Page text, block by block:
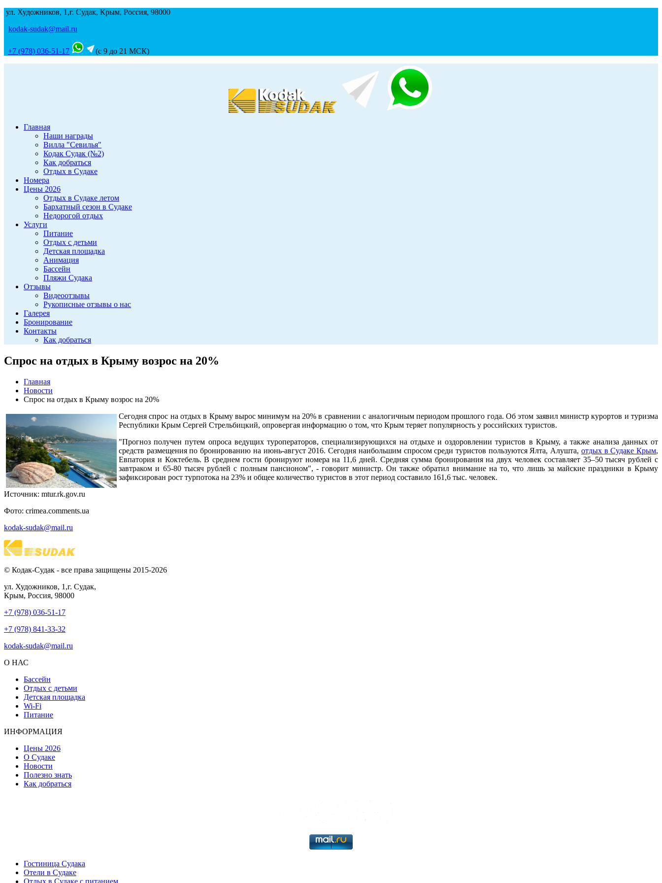
ул. Художников, 1,г. Судак, Крым, Россия, 98000
kodak-sudak@mail.ru
+7 (978) 036-51-17 (с 9 до 21 МСК)
Главная
Наши награды
Вилла "Севилья"
Кодак Судак (№2)
Как добраться
Отдых в Судаке
Номера
Цены 2026
Отдых в Судаке летом
Бархатный сезон в Судаке
Недорогой отдых
Услуги
Питание
Отдых с детьми
Детская площадка
Анимация
Бассейн
Пляжи Судака
Отзывы
Видеоотзывы
Рукописные отзывы о нас
Галерея
Бронирование
Контакты
Как добраться
Спрос на отдых в Крыму возрос на 20%
Главная
Новости
Спрос на отдых в Крыму возрос на 20%
Сегодня спрос на отдых в Крыму вырос минимум на 20% в сравнении с аналогичным периодом прошлого года. Об этом заявил министр курортов и туризма
Республики Крым Сергей Стрельбицкий, опровергая информацию о том, что Крым теряет популярность у российских туристов.
"Прогноз получен путем опроса ведущих туроператоров, специализирующихся на отдыхе и оздоровлении туристов в Крыму, а также анализа данных от
средств размещения по бронированию на июнь-август 2016. Сегодня наибольшим спросом среди туристов пользуются Ялта, Алушта, отдых в Судаке Крым,
Евпатория и Коктебель. В среднем гости бронируют номера на 11,6 дней. Средняя сумма бронирования на двух человек составляет 35–50 тысяч рублей с
завтраком и 65-80 тысяч рублей с полным пансионом", - говорит министр. Он также обратил внимание на то, что лишь за майские праздники в Крыму
зафиксирован рост турпотока на 23% и общее количество туристов в этот период составило 161,6 тыс. человек.
Источник: mtur.rk.gov.ru
Фото: crimea.comments.ua
kodak-sudak@mail.ru
© Кодак-Судак - все права защищены 2015-2026
ул. Художников, 1,г. Судак,
Крым, Россия, 98000
+7 (978) 036-51-17
+7 (978) 841-33-32
kodak-sudak@mail.ru
О НАС
Бассейн
Отдых с детьми
Детская площадка
Wi-Fi
Питание
ИНФОРМАЦИЯ
Цены 2026
О Судаке
Новости
Полезно знать
Как добраться
Гостиница Судака
Отели в Судаке
Отдых в Судаке с питанием